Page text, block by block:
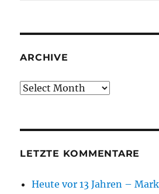
ARCHIVE
Archive
LETZTE KOMMENTARE
Heute vor 13 Jahren –